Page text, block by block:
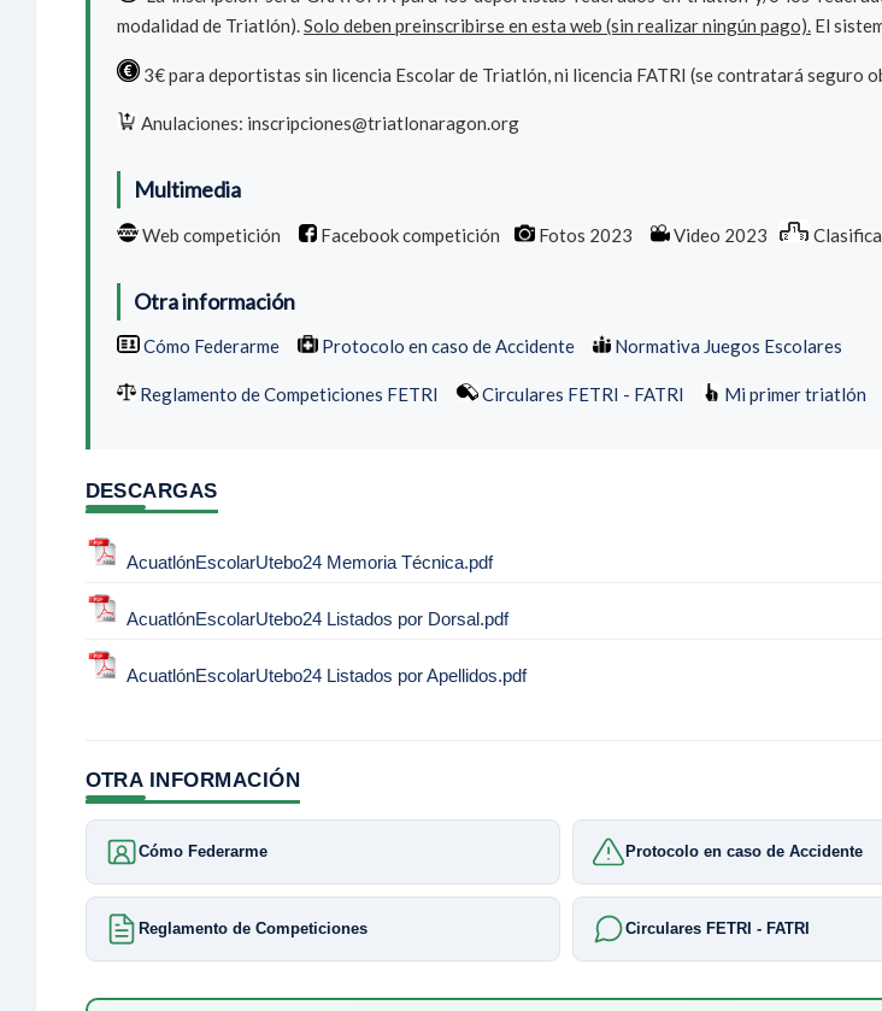
modalidad de Triatlón).Solo deben preinscribirse en esta web (sin realizar ningún pago). El
3€ para deportistas sin licencia Escolar de Triatlón, ni licencia FATRI (se contratará seguro
Anulaciones: inscripciones@triatlonaragon.org
Multimedia
Web competición Facebook competición Fotos 2023 Video 2023
Otra información
Cómo Federarme Protocolo en caso de Accidente Normativa Juegos Escolares
Reglamento de Competiciones FETRI Circulares FETRI - FATRI Mi primer triatlón
DESCARGAS
AcuatlónEscolarUtebo24 Memoria Técnica.pdf
AcuatlónEscolarUtebo24 Listados por Dorsal.pdf
AcuatlónEscolarUtebo24 Listados por Apellidos.pdf
OTRA INFORMACIÓN
Cómo Federarme Protocolo en caso de Accidente
Reglamento de Competiciones Circulares FETRI - FATRI